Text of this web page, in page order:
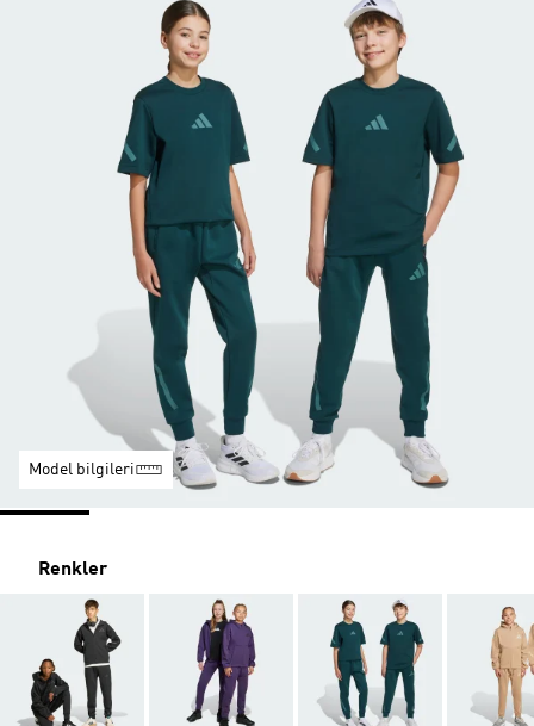
Model bilgileri
Renkler